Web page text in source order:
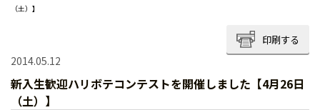
（土）】
印刷する
2014.05.12
新入生歓迎ハリボテコンテストを開催しました【4月26日
（土）】